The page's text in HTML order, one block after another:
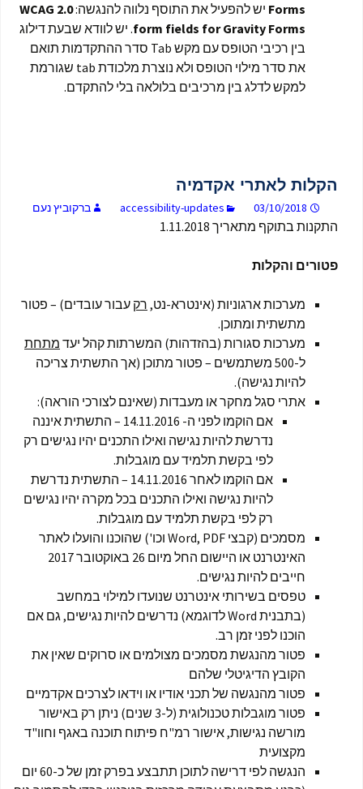
Forms יש להפעיל את התוסף נלווה להנגשה:WCAG 2.0
form fields for Gravity Forms. יש לוודא שבעת דילוג
בין רכיבי הטופס עם מקש Tab סדר ההתקדמות תואם
את סדר מילוי הטופס ולא נוצרת מלכודת tab שגורמת
למקש לדלג בין מרכיבים בלולאה בלי להתקדם.
הקלות לאתרי אקדמיה
03/10/2018
accessibility-updates ברקוביץ נעם
התקנות בתוקף מתאריך 1.11.2018
פטורים והקלות
מערכות ארגוניות (אינטרא-נט, רק עבור עובדים) – פטור
מתשתית ומתוכן.
מערכות סגורות (בהזדהות) המשרתות קהל יעד מתחת
ל-500 משתמשים – פטור מתוכן (אך התשתית צריכה
להיות נגישה).
אתרי סגל מחקר או מעבדות (שאינם לצורכי הוראה):
אם הוקמו לפני ה- 14.11.2016 – התשתית איננה
נדרשת להיות נגישה ואילו התכנים יהיו נגישים רק
לפי בקשת תלמיד עם מוגבלות.
אם הוקמו לאחר 14.11.2016 – התשתית נדרשת
להיות נגישה ואילו התכנים בכל מקרה יהיו נגישים
רק לפי בקשת תלמיד עם מוגבלות.
מסמכים (קבצי Word, PDF וכו') שהוכנו והועלו לאתר
האינטרנט או היישום החל מיום 26 באוקטובר 2017
חייבים להיות נגישים.
טפסים בשירותי אינטרנט שנועדו למילוי במחשב
(בתבנית Word לדוגמא) נדרשים להיות נגישים, גם אם
הוכנו לפני זמן רב.
פטור מהנגשת מסמכים מצולמים או סרוקים שאין את
הקובץ הדיגיטלי שלהם
פטור מהנגשה של תכני אודיו או וידאו לצרכים אקדמיים
פטור מוגבלות טכנולוגית (ל-3 שנים) ניתן רק באישור
מורשה נגישות, אישור רמ"ח פיתוח תוכנה באגף וחוו"ד
מקצועית
הנגשה לפי דרישה לתוכן תתבצע בפרק זמן של כ-60 יום